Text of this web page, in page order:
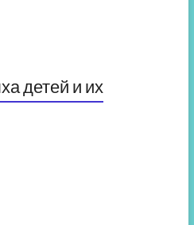
детей и их